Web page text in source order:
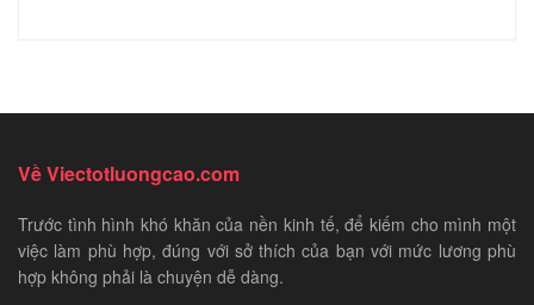
Về Viectotluongcao.com
Trước tình hình khó khăn của nền kinh tế, để kiếm cho mình một
việc làm phù hợp, đúng với sở thích của bạn với mức lương phù
hợp không phải là chuyện dễ dàng.